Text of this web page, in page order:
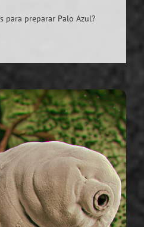
para preparar Palo Azul?